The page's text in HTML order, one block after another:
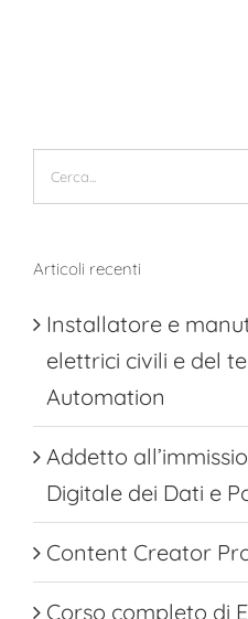
Cerca
per:
Articoli recenti
Installatore e
elettrici civili e del
Automation
Addetto
Digitale dei Dati e
Content Creator
Corso completo di